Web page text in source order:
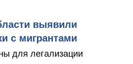
выявили
с мигрантами
для легализации